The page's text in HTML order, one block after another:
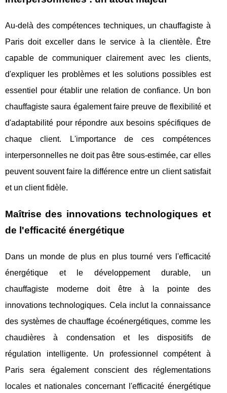
Au-delà des compétences techniques, un chauffagiste à
Paris doit exceller dans le service à la clientèle. Être
capable de communiquer clairement avec les clients,
d'expliquer les problèmes et les solutions possibles est
essentiel pour établir une relation de confiance. Un bon
chauffagiste saura également faire preuve de flexibilité et
d'adaptabilité pour répondre aux besoins spécifiques de
chaque client. L'importance de ces compétences
interpersonnelles ne doit pas être sous-estimée, car elles
peuvent souvent faire la différence entre un client satisfait
et un client fidèle.
Maîtrise des innovations technologiques et
de l'efficacité énergétique
Dans un monde de plus en plus tourné vers l'efficacité
énergétique et le développement durable, un
chauffagiste moderne doit être à la pointe des
innovations technologiques. Cela inclut la connaissance
des systèmes de chauffage écoénergétiques, comme les
chaudières à condensation et les dispositifs de
régulation intelligente. Un professionnel compétent à
Paris sera également conscient des réglementations
locales et nationales concernant l'efficacité énergétique